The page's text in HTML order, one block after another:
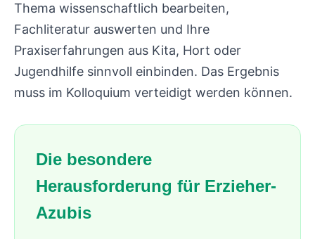
Thema wissenschaftlich bearbeiten,
Fachliteratur auswerten und Ihre
Praxiserfahrungen aus Kita, Hort oder
Jugendhilfe sinnvoll einbinden. Das Ergebnis
muss im Kolloquium verteidigt werden können.
Die besondere
Herausforderung für Erzieher-
Azubis